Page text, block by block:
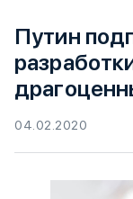
Путин
04.02.2020